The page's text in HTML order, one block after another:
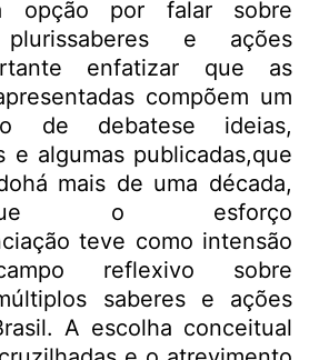
opção por falar sobre
plurissaberes e ações
enfatizar que as
compõem um
de debatese ideias,
e algumas publicadas,que
mais de uma década,
o esforço
teve como intensão
reflexivo sobre
saberes e ações
A escolha conceitual